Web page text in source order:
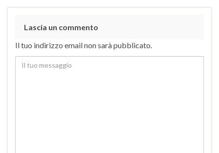
Lascia un commento
Il tuo indirizzo email non sarà pubblicato.